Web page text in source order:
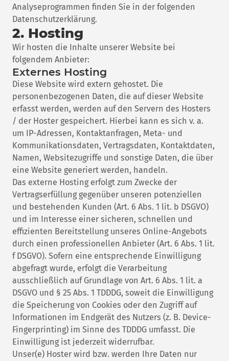
Analyseprogrammen finden Sie in der folgenden
Datenschutzerklärung.
2. Hosting
Wir hosten die Inhalte unserer Website bei
folgendem Anbieter:
Externes Hosting
Diese Website wird extern gehostet. Die
personenbezogenen Daten, die auf dieser Website
erfasst werden, werden auf den Servern des Hosters
/ der Hoster gespeichert. Hierbei kann es sich v. a.
um IP-Adressen, Kontaktanfragen, Meta- und
Kommunikationsdaten, Vertragsdaten, Kontaktdaten,
Namen, Websitezugriffe und sonstige Daten, die über
eine Website generiert werden, handeln.
Das externe Hosting erfolgt zum Zwecke der
Vertragserfüllung gegenüber unseren potenziellen
und bestehenden Kunden (Art. 6 Abs. 1 lit. b DSGVO)
und im Interesse einer sicheren, schnellen und
effizienten Bereitstellung unseres Online-Angebots
durch einen professionellen Anbieter (Art. 6 Abs. 1 lit.
f DSGVO). Sofern eine entsprechende Einwilligung
abgefragt wurde, erfolgt die Verarbeitung
ausschließlich auf Grundlage von Art. 6 Abs. 1 lit. a
DSGVO und § 25 Abs. 1 TDDDG, soweit die Einwilligung
die Speicherung von Cookies oder den Zugriff auf
Informationen im Endgerät des Nutzers (z. B. Device-
Fingerprinting) im Sinne des TDDDG umfasst. Die
Einwilligung ist jederzeit widerrufbar.
Unser(e) Hoster wird bzw. werden Ihre Daten nur